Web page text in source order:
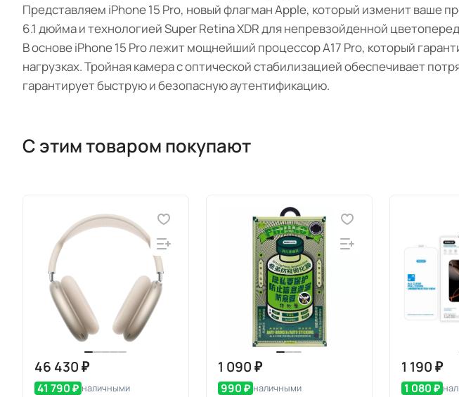
Представляем iPhone 15 Pro, новый флагман Apple, который изменит ваше
6.1 дюйма и технологией Super Retina XDR для непревзойденной
В основе iPhone 15 Pro лежит мощнейший процессор A17 Pro, который
нагрузках. Тройная камера с оптической стабилизацией обеспечивает
гарантирует быструю и безопасную аутентификацию.
С этим товаром покупают
46 430 ₽
41 790 ₽ наличными
1 090 ₽
990 ₽ наличными
1 190 ₽
1 080 ₽